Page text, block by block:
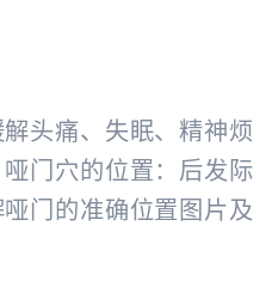
头痛、失眠、精神烦
门穴的位置：后发际
门的准确位置图片及